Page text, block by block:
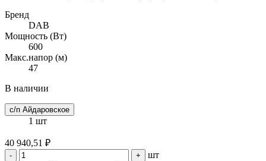
Бренд
DAB
Мощность (Вт)
600
Макс.напор (м)
47
В наличии
с/п Айдаровское
1 шт
40 940,51 ₽
- + шт